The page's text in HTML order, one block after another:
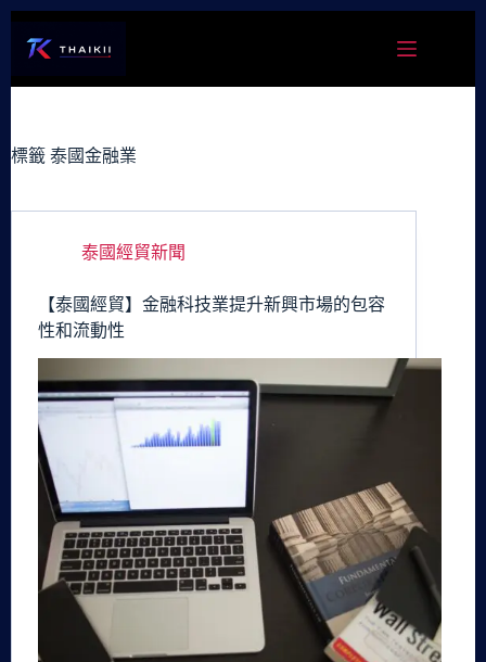
容
標籤 泰國金融業
泰國經貿新聞
【泰國經貿】金融科技業提升新興市場的包容
性和流動性